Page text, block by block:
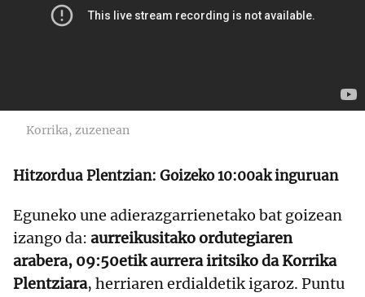
Korrika, zuzenean
Hitzordua Plentzian: Goizeko 10:00ak inguruan
Eguneko une adierazgarrienetako bat goizean
izango da: aurreikusitako ordutegiaren
arabera, 09:50etik aurrera iritsiko da Korrika
Plentziara, herriaren erdialdetik igaroz. Puntu